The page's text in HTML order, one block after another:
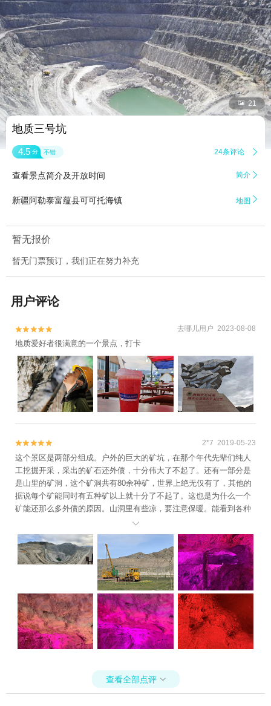
 21
地质三号坑
4.5 分 不错 24条评论 
查看景点简介及开放时间 简介 
新疆阿勒泰富蕴县可可托海镇 地图 
暂无报价
暂无门票预订，我们正在努力补充
用户评论

 去哪儿用户 2023-08-08
地质爱好者很满意的一个景点，打卡

 2*7 2019-05-23
这个景区是两部分组成。户外的巨大的矿坑，在那个年代先辈们纯人
工挖掘开采，采出的矿石还外债，十分伟大了不起了。还有一部分是
是山里的矿洞，这个矿洞共有80余种矿，世界上绝无仅有了，其他的
据说每个矿能同时有五种矿以上就十分了不起了。这也是为什么一个
矿能还那么多外债的原因。山洞里有些凉，要注意保暖。能看到各种
五彩斑斓的石英等矿石宝石，墙壁上地面上还能捡一些漂亮的矿石。
比想象中或者照片上看上去要漂亮有趣。景区价格不贵，路过的朋友
还是值得推荐进入的。就在可可托海镇子边，离可可托海景区也就几
分钟车程。ps，景区有一个讲解员，谭先生？解说十分生动，慷慨激
昂。如果能碰到他，可以听听他的讲解。

查看全部点评 
